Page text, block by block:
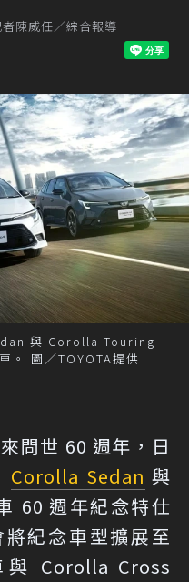
陳威任／綜合報導
與 Corolla Touring
。 圖／TOYOTA提供
問世 60 週年，日
Corolla Sedan 與
60 週年紀念特仕
紀念車型擴展至
Corolla Cross